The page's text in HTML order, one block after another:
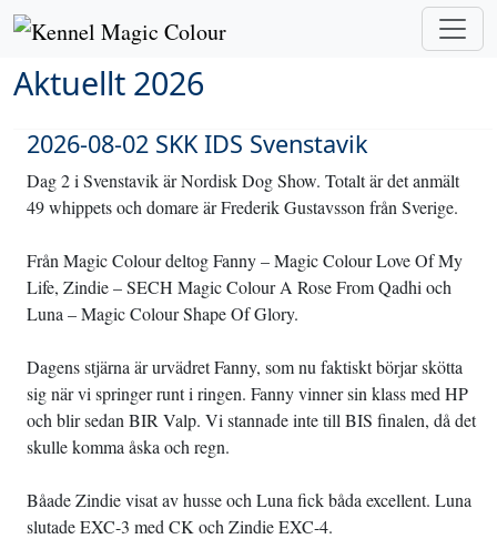
Aktuellt 2026
2026-08-02 SKK IDS Svenstavik
Dag 2 i Svenstavik är Nordisk Dog Show. Totalt är det anmält
49 whippets och domare är Frederik Gustavsson från Sverige.
Från Magic Colour deltog Fanny – Magic Colour Love Of My
Life, Zindie – SECH Magic Colour A Rose From Qadhi och
Luna – Magic Colour Shape Of Glory.
Dagens stjärna är urvädret Fanny, som nu faktiskt börjar skötta
sig när vi springer runt i ringen. Fanny vinner sin klass med HP
och blir sedan BIR Valp. Vi stannade inte till BIS finalen, då det
skulle komma åska och regn.
Båade Zindie visat av husse och Luna fick båda excellent. Luna
slutade EXC-3 med CK och Zindie EXC-4.